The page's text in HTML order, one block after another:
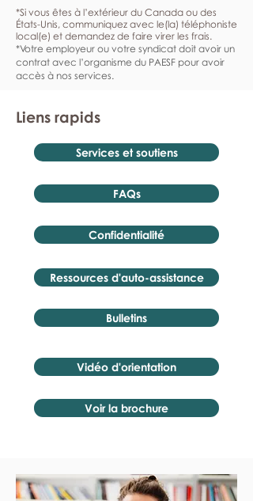
*Si vous êtes à l’extérieur du Canada ou des
États-Unis, communiquez avec le(la) téléphoniste
local(e) et demandez de faire virer les frais.
*Votre employeur ou votre syndicat doit avoir un
contrat avec l’organisme du PAESF pour avoir
accès à nos services.
Liens rapids
Services et soutiens
FAQs
Confidentialité
Ressources d'auto-assistance
Bulletins
Vidéo d'orientation
Voir la brochure